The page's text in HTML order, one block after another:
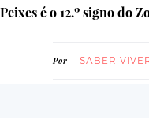
Peixes é o 12.º signo do
Por SABER